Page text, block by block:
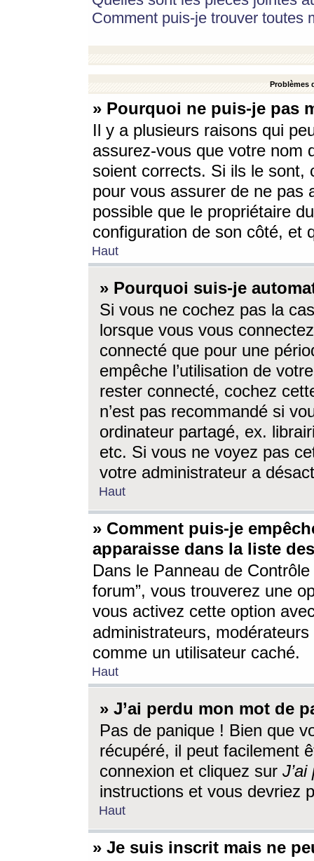
Comment puis-je trouver toutes
Problèmes
» Pourquoi ne puis-je pas
Il y a plusieurs raisons qui
assurez-vous que votre nom
soient corrects. Si ils le sont,
pour vous assurer de ne pas
possible que le propriétaire
configuration de son côté, et
Haut
» Pourquoi suis-je
Si vous ne cochez pas la
lorsque vous vous
connecté que pour une
empêche l’utilisation de
rester connecté, cochez
n’est pas recommandé si
ordinateur partagé, ex.
etc. Si vous ne voyez pas
votre administrateur a
Haut
» Comment puis-je
apparaisse dans la liste
Dans le Panneau de
forum”, vous trouverez une
vous activez cette option
administrateurs,
comme un utilisateur caché.
Haut
» J’ai perdu mon mot de
Pas de panique ! Bien que
récupéré, il peut facilement
connexion et cliquez sur
instructions et vous devriez
Haut
» Je suis inscrit mais ne